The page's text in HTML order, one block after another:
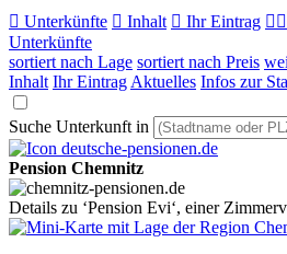
 Unterkünfte  Inhalt  Ihr Eintrag 
Unterkünfte
sortiert nach Lage sortiert nach Preis
Inhalt Ihr Eintrag Aktuelles Infos zur
Suche Unterkunft in
Pension Chemnitz
Details zu ‘Pension Evi‘, einer